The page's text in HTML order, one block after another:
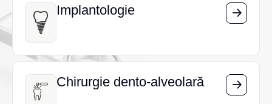
Implantologie
Implantologie
Chirurgie dento-alveolară
Chirurgie dento-alveolară